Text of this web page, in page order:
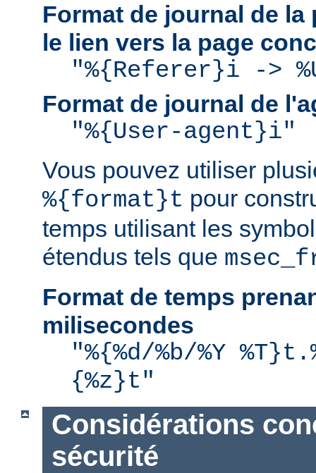
Format de journal de
le lien vers la page
"%{Referer}i ->
Format de journal de
"%{User-agent}i"
Vous pouvez utiliser
%{format}t pour
temps utilisant les
étendus tels que
Format de temps
milisecondes
"%{%d/%b/%Y
{%z}t"
Considérations
sécurité